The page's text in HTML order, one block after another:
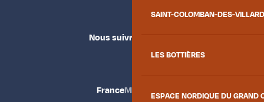
SAINT-COLOMBAN-DES-
LES BOTTIÈRES
ESPACE NORDIQUE DU GRAND
Nous suivre
FranceMaurienne